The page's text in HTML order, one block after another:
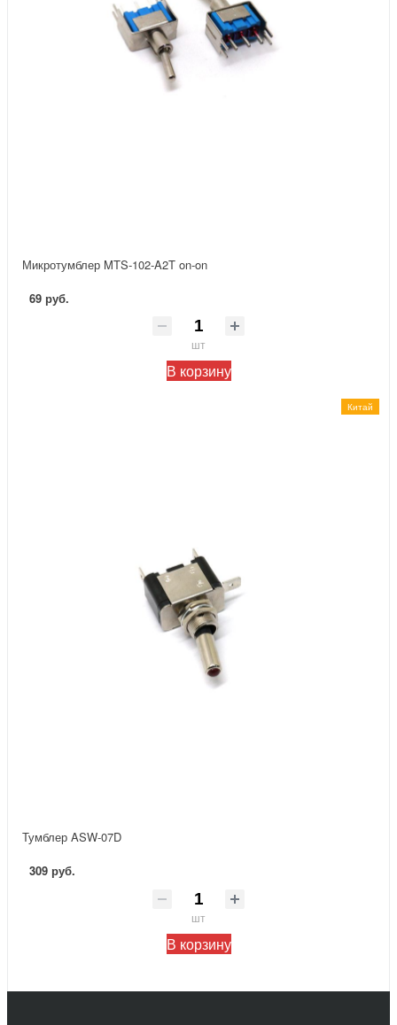
Микротумблер MTS-102-A2T on-on
69 руб.
шт
В корзину
Китай
Тумблер ASW-07D
309 руб.
шт
В корзину